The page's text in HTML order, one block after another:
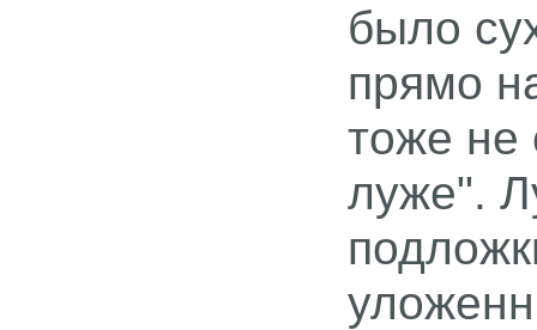
было
прямо
тоже не
луже".